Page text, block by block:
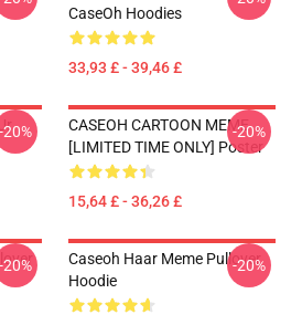
CaseOh Hoodies
33,93 £ - 39,46 £
-20%
CASEOH CARTOON MEME
[LIMITED TIME ONLY] Poster
15,64 £ - 36,26 £
-20%
-20%
Caseoh Haar Meme Pullover
Hoodie
-20%